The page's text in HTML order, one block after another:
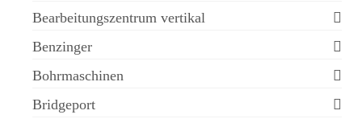
Bearbeitungszentrum vertikal
Benzinger
Bohrmaschinen
Bridgeport